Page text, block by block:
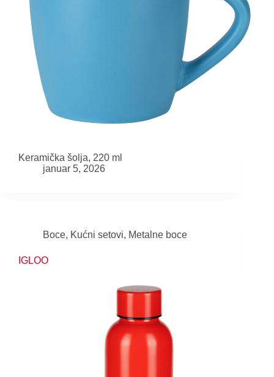
Keramička šolja, 220 ml
januar 5, 2026
Boce, Kućni setovi, Metalne boce
IGLOO